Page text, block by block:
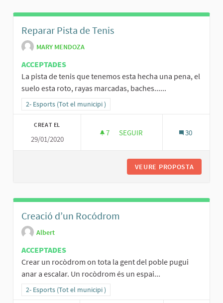
Reparar Pista de Tenis
MARY MENDOZA
ACCEPTADES
La pista de tenis que tenemos esta hecha una pena, el
suelo esta roto, rayas marcadas, baches......
Resultats al filtrar per la categoria: 2- Esports (Tot el municipi )
2- Esports (Tot el municipi )
CREAT EL
29/01/2020
7 7 SEGUIDORES
SEGUIR 30
VEURE PROPOSTA
Creació d’un Rocódrom
Albert
ACCEPTADES
Crear un rocòdrom on tota la gent del poble pugui
anar a escalar. Un rocòdrom és un espai...
Resultats al filtrar per la categoria: 2- Esports (Tot el municipi )
2- Esports (Tot el municipi )